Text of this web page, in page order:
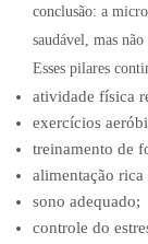
conclusão: a
saudável, mas
Esses pilares
atividade física
exercícios
treinamento de
alimentação rica
sono adequado;
controle do